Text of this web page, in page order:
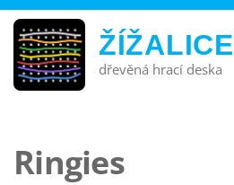
ŽÍŽALICE
dřevěná hrací deska
Ringies